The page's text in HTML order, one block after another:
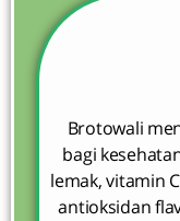
Brotowali
bagi
lemak, vitamin
antioksidan